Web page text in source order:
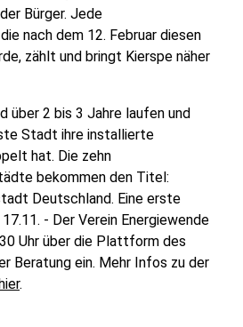
Bürger. Jede
nach dem 12. Februar diesen
zählt und bringt Kierspe näher
über 2 bis 3 Jahre laufen und
Stadt ihre installierte
hat. Die zehn
bekommen den Titel:
Deutschland. Eine erste
- Der Verein Energiewende
Uhr über die Plattform des
Beratung ein. Mehr Infos zu der
.